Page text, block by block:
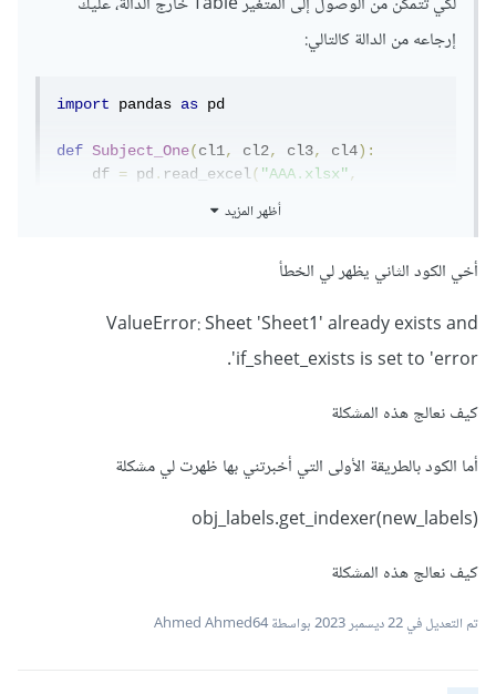
إرجاعه من الدالة كالتالي:
import pandas as pd
def Subject_One(cl1, cl2, cl3, cl4):
    df
= pd.read_excel("AAA.xlsx"
]]
selected_column_1. reset_index ( drop True
,
reset_index drop
inplace=True)
DataFrame(selected_column_1)
*
أظهر المزيد
أخي الكود الثاني يظهر لي الخطأ
ValueError: Sheet 'Sheet1' already exists and
if_sheet_exists is set to 'error'.
كيف نعالج هذه المشكلة
أما الكود بالطريقة الأولى التي أخبرتني بها ظهرت لي مشكلة
obj_labels.get_indexer(new_labels)
كيف نعالج هذه المشكلة
تم التعديل في22 ديسمبر 2023 بواسطة Ahmed Ahmed64